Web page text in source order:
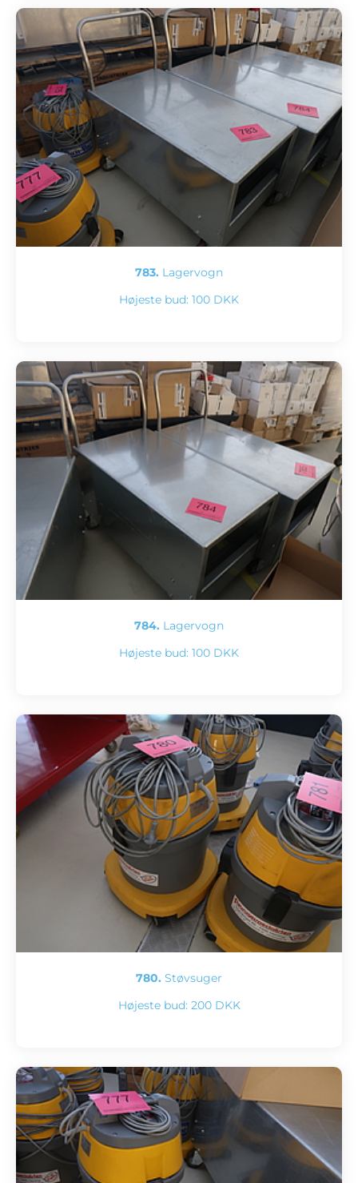
783. Lagervogn
Højeste bud: 100 DKK
784. Lagervogn
Højeste bud: 100 DKK
780. Støvsuger
Højeste bud: 200 DKK